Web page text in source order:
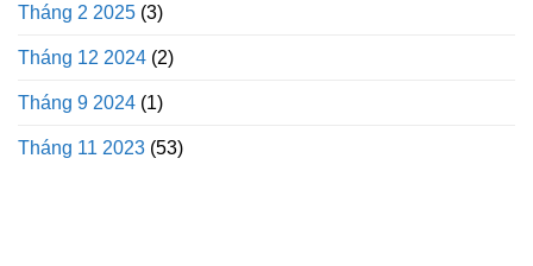
Tháng 2 2025 (3)
Tháng 12 2024 (2)
Tháng 9 2024 (1)
Tháng 11 2023 (53)